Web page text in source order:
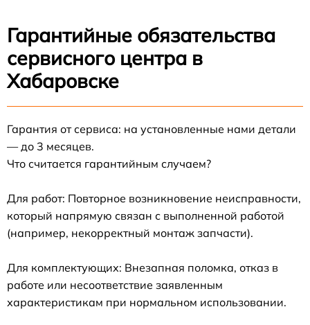
Гарантийные обязательства
сервисного центра в
Хабаровске
Гарантия от сервиса: на установленные нами детали
— до 3 месяцев.
Что считается гарантийным случаем?
Для работ: Повторное возникновение неисправности,
который напрямую связан с выполненной работой
(например, некорректный монтаж запчасти).
Для комплектующих: Внезапная поломка, отказ в
работе или несоответствие заявленным
характеристикам при нормальном использовании.